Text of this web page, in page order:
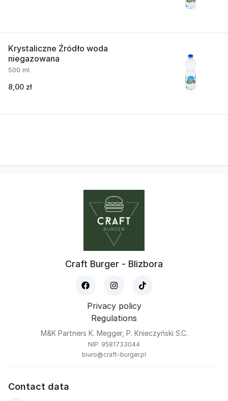
Krystaliczne Źródło woda
niegazowana
500 ml
8,00 zł
Craft Burger - Blizbora
Privacy policy
Regulations
M&K Partners K. Megger, P. Knieczyński S.C.
NIP: 9581733044
biuro@craft-burger.pl
Contact data